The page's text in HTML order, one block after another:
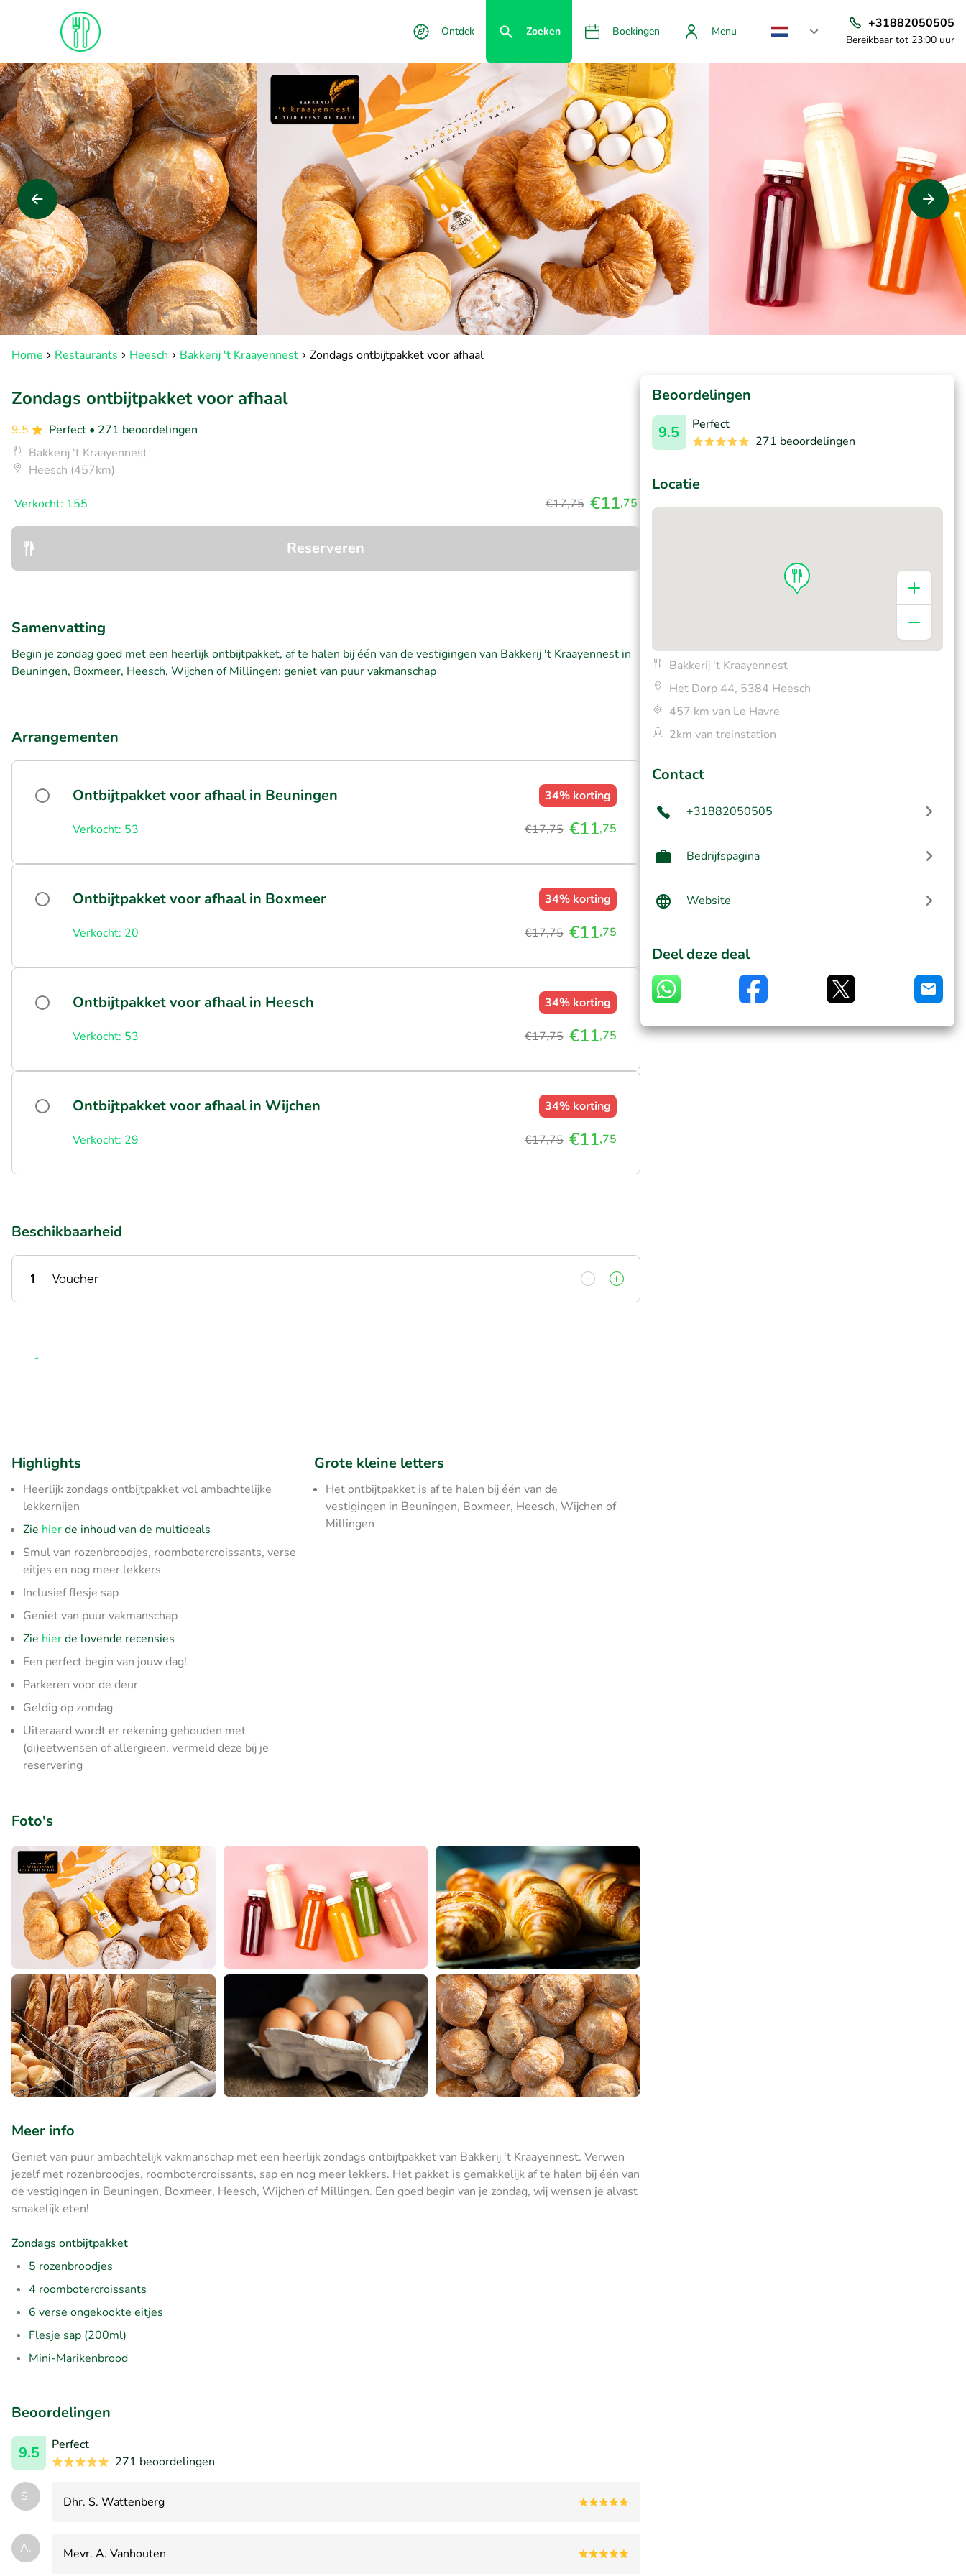
Ontdek Zoeken Boekingen Menu
+31882050505
Bereikbaar tot 23:00 uur
Home Restaurants Heesch Bakkerij 't Kraayennest Zondags ontbijtpakket voor afhaal
Zondags ontbijtpakket voor afhaal
9.5 Perfect • 271 beoordelingen
Bakkerij 't Kraayennest
Heesch (457km)
Verkocht: 155 €17,75 €11,75
Reserveren
Samenvatting
Begin je zondag goed met een heerlijk ontbijtpakket, af te halen bij één van de vestigingen van Bakkerij 't Kraayennest in
Beuningen, Boxmeer, Heesch, Wijchen of Millingen: geniet van puur vakmanschap
Arrangementen
Ontbijtpakket voor afhaal in Beuningen 34% korting
Verkocht: 53 €17,75 €11,75
Ontbijtpakket voor afhaal in Boxmeer 34% korting
Verkocht: 20 €17,75 €11,75
Ontbijtpakket voor afhaal in Heesch 34% korting
Verkocht: 53 €17,75 €11,75
Ontbijtpakket voor afhaal in Wijchen 34% korting
Verkocht: 29 €17,75 €11,75
Beschikbaarheid
1 Voucher
Highlights
Heerlijk zondags ontbijtpakket vol ambachtelijke
lekkernijen
Zie hierde inhoud van de multideals
Smul van rozenbroodjes, roombotercroissants, verse
eitjes en nog meer lekkers
Inclusief flesje sap
Geniet van puur vakmanschap
Zie hierde lovende recensies
Een perfect begin van jouw dag!
Parkeren voor de deur
Geldig op zondag
Uiteraard wordt er rekening gehouden met
(di)eetwensen of allergieën, vermeld deze bij je
reservering
Grote kleine letters
Het ontbijtpakket is af te halen bij één van de
vestigingen in Beuningen, Boxmeer, Heesch, Wijchen of
Millingen
Foto's
Meer info
Geniet van puur ambachtelijk vakmanschap met een heerlijk zondags ontbijtpakket van Bakkerij 't Kraayennest. Verwen
jezelf met rozenbroodjes, roombotercroissants, sap en nog meer lekkers. Het pakket is gemakkelijk af te halen bij één van
de vestigingen in Beuningen, Boxmeer, Heesch, Wijchen of Millingen. Een goed begin van je zondag, wij wensen je alvast
smakelijk eten!
Zondags ontbijtpakket
5 rozenbroodjes
4 roombotercroissants
6 verse ongekookte eitjes
Flesje sap (200ml)
Mini-Marikenbrood
Beoordelingen
9.5
Perfect
271 beoordelingen
S. Dhr. S. Wattenberg
A. Mevr. A. Vanhouten
Beoordelingen
9.5
Perfect
271 beoordelingen
Locatie
Bakkerij 't Kraayennest
Het Dorp 44, 5384 Heesch
457 km van Le Havre
2km van treinstation
Contact
+31882050505
Bedrijfspagina
Website
Deel deze deal